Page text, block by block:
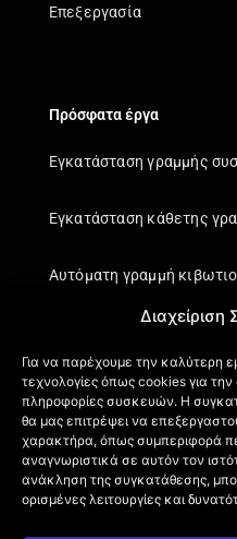
Για να παρέχουμε την καλύτερη
τεχνολογίες όπως cookies για
πληροφορίες συσκευών. Η
θα μας επιτρέψει να
χαρακτήρα, όπως συμπεριφορά
αναγνωριστικά σε αυτόν τον
ανάκληση της συγκατάθεσης,
ορισμένες λειτουργίες και
Επεξεργασία
Πρόσφατα έργα
Εγκατάσταση γραμμής
Εγκατάσταση κάθετης
Αυτόματη γραμμή
Πληροφορίες
Πιστοποιήσεις
Όροι Χρήσης
Πολιτική απορρήτου